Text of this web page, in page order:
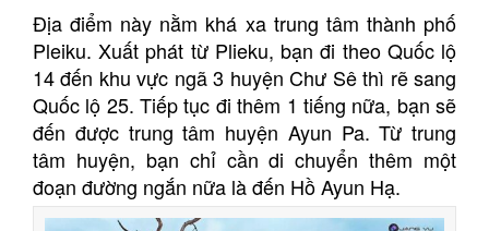
Địa điểm này nằm khá xa trung tâm thành phố
Pleiku. Xuất phát từ Plieku, bạn đi theo Quốc lộ
14 đến khu vực ngã 3 huyện Chư Sê thì rẽ sang
Quốc lộ 25. Tiếp tục đi thêm 1 tiếng nữa, bạn sẽ
đến được trung tâm huyện Ayun Pa. Từ trung
tâm huyện, bạn chỉ cần di chuyển thêm một
đoạn đường ngắn nữa là đến Hồ Ayun Hạ.